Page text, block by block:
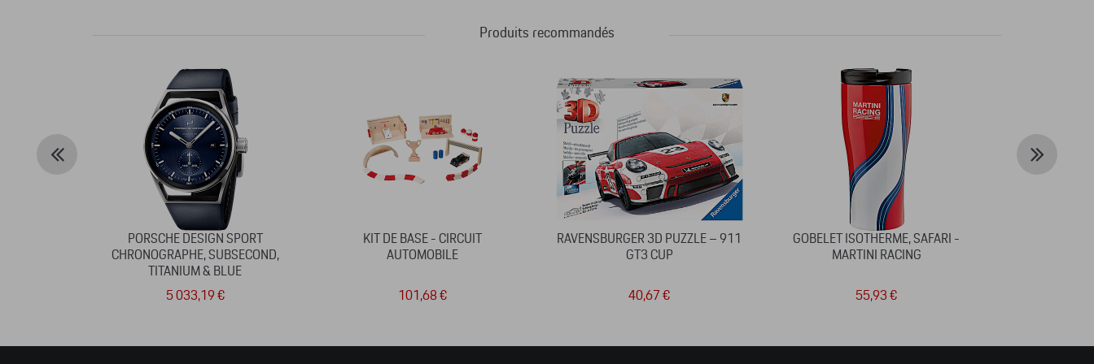
Produits recommandés
PORSCHE DESIGN SPORT
CHRONOGRAPHE, SUBSECOND,
TITANIUM & BLUE
5 033,19 €
KIT DE BASE - CIRCUIT
AUTOMOBILE
101,68 €
RAVENSBURGER 3D PUZZLE – 911
GT3 CUP
40,67 €
GOBELET ISOTHERME, SAFARI -
MARTINI RACING
55,93 €